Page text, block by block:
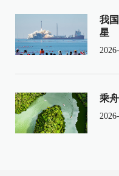
我
星
乘